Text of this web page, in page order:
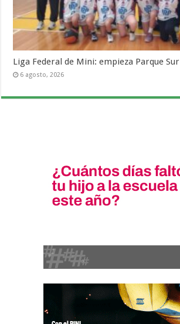
Liga Federal de Mini: empieza Parque Sur
6 agosto, 2026